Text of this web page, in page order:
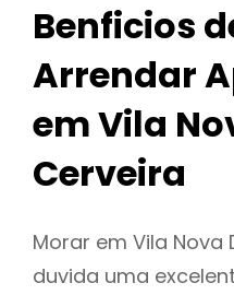
Benficios
Arrendar
em Vila
Cerveira
Morar em Vila Nova
duvida uma